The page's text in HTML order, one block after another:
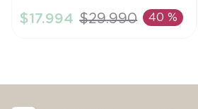
AÑADIR AL CARRITO
$17.994 $29.990 40 %